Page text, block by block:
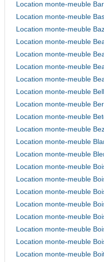
Location monte-meuble
Location monte-meuble
Location monte-meuble
Location monte-meuble
Location monte-meuble
Location monte-meuble
Location monte-meuble
Location monte-meuble
Location monte-meuble
Location monte-meuble
Location monte-meuble
Location monte-meuble
Location monte-meuble
Location monte-meuble
Location monte-meuble
Location monte-meuble
Location monte-meuble
Location monte-meuble
Location monte-meuble
Location monte-meuble
Location monte-meuble